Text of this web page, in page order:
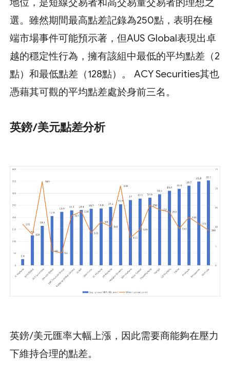
選。雖然期間最高點差記錄為250點，表明在極
端市場事件可能預示著，但AUS Global表現出卓
越的穩定性行為，擁有該組中最低的平均點差（2
點）和最低點差（128點）。 ACY Securities其也
憑藉其可觀的平均點差處於身前三名。
英鎊/美元點差分析
英鎊/美元匯率大幅上漲，因此需要商能夠在壓力
下維持合理的點差。